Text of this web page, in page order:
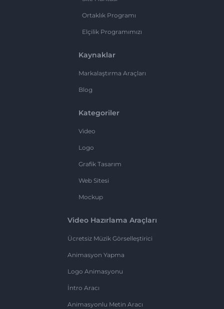
Ortaklık Programı
Elçilik Programımızı
Kaynaklar
Markalaştırma Araçları
Blog
Kategoriler
Video
Logo
Grafik Tasarım
Web Sitesi
Mockup
Video Hazırlama Araçları
Ücretsiz Müzik Görselleştirici
Animasyon Yapma
Logo Animasyonu
İntro Aracı
Animasyonlu Metin Aracı